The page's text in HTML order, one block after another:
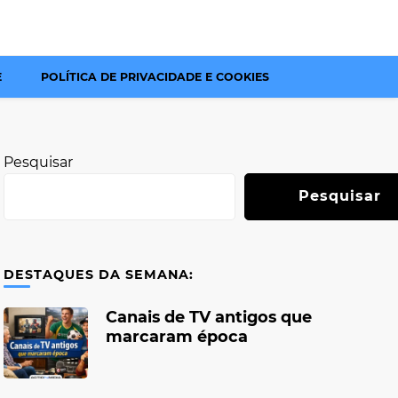
POLÍTICA DE PRIVACIDADE E COOKIES
Pesquisar
Pesquisar
DESTAQUES DA SEMANA:
Canais de TV antigos que
marcaram época